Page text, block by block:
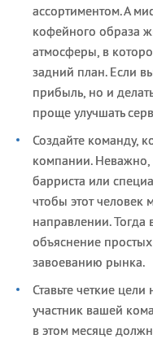
ассортиментом. А
кофейного образа
атмосферы, в
задний план. Если
прибыль, но и
проще улучшать
Создайте команду,
компании. Неважно,
барриста или
чтобы этот
направлении. Тогда
объяснение
завоеванию рынка.
Ставьте четкие
участник вашей
в этом месяце